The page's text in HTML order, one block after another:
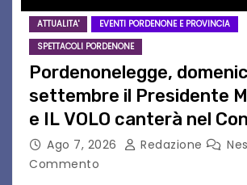
ATTUALITA'
EVENTI PORDENONE E PROVINCIA
SPETTACOLI PORDENONE
Pordenonelegge,
settembre il Presidente
e IL VOLO canterà nel
l’Italia
Ago 7, 2026 Redazione
Commento